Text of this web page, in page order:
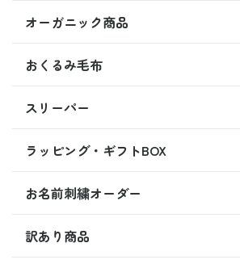
オーガニック商品
おくるみ毛布
スリーパー
ラッピング・ギフトBOX
お名前刺繍オーダー
訳あり商品